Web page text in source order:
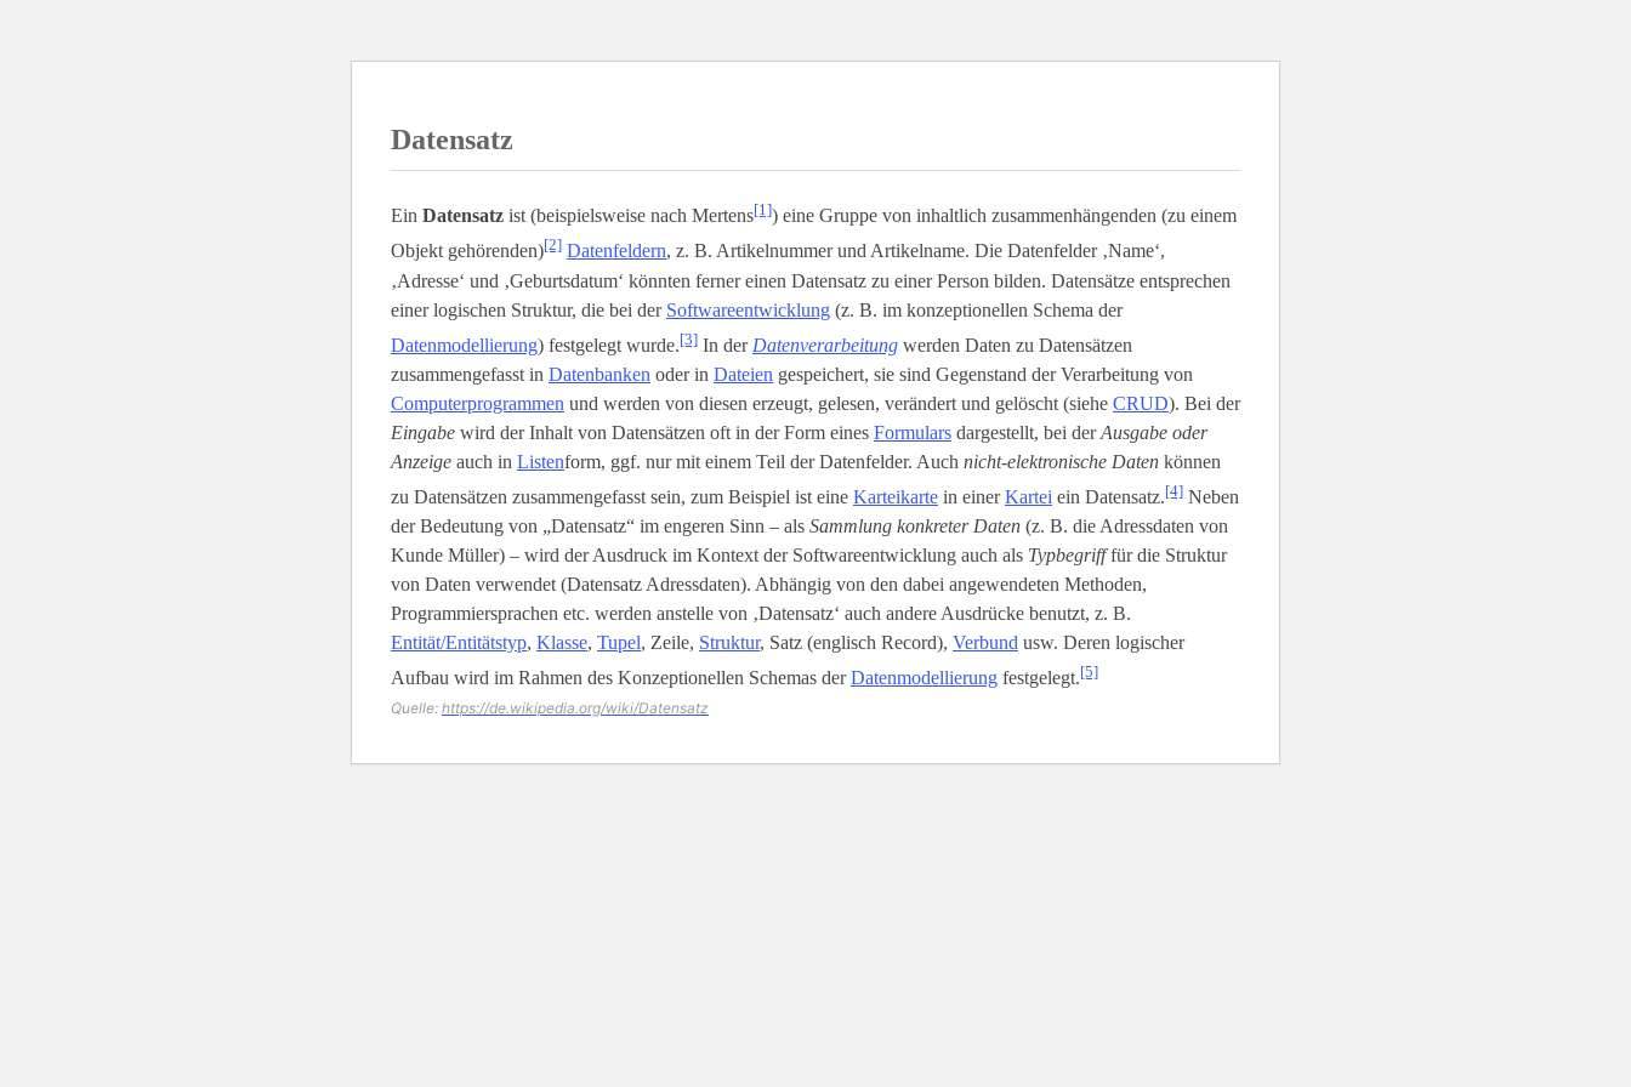
Datensatz
Ein Datensatz ist (beispielsweise nach Mertens[1]) eine Gruppe von inhaltlich zusammenhängenden (zu einem
Objekt gehörenden)[2] Datenfeldern, z. B. Artikelnummer und Artikelname. Die Datenfelder ‚Name‘,
‚Adresse‘ und ‚Geburtsdatum‘ könnten ferner einen Datensatz zu einer Person bilden. Datensätze entsprechen
einer logischen Struktur, die bei der Softwareentwicklung (z. B. im konzeptionellen Schema der
Datenmodellierung) festgelegt wurde.[3] In der Datenverarbeitung werden Daten zu Datensätzen
zusammengefasst in Datenbanken oder in Dateien gespeichert, sie sind Gegenstand der Verarbeitung von
Computerprogrammen und werden von diesen erzeugt, gelesen, verändert und gelöscht (siehe CRUD). Bei der
Eingabe wird der Inhalt von Datensätzen oft in der Form eines Formulars dargestellt, bei derAusgabe oder
Anzeige auch in Listen­form, ggf. nur mit einem Teil der Datenfelder. Auch nicht-elektronische Daten können
zu Datensätzen zusammengefasst sein, zum Beispiel ist eine Karteikarte in einerKartei ein Datensatz.[4] Neben
der Bedeutung von „Datensatz“ im engeren Sinn – als Sammlung konkreter Daten (z. B. die Adressdaten von
Kunde Müller) – wird der Ausdruck im Kontext der Softwareentwicklung auch als Typbegrifffür die Struktur
von Daten verwendet (Datensatz Adressdaten). Abhängig von den dabei angewendeten Methoden,
Programmiersprachen etc. werden anstelle von ‚Datensatz‘ auch andere Ausdrücke benutzt, z. B.
Entität/Entitätstyp, Klasse, Tupel, Zeile, Struktur, Satz (englisch Record), Verbund usw. Deren logischer
Aufbau wird im Rahmen des Konzeptionellen Schemas derDatenmodellierung festgelegt.[5]
Quelle: https://de.wikipedia.org/wiki/Datensatz